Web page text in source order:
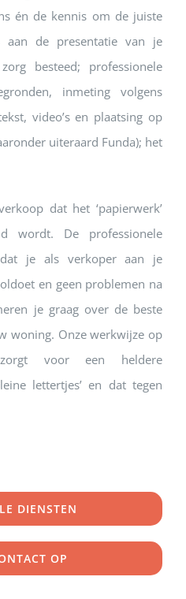
én de kennis om de juiste
aan de presentatie van je
besteed; professionele
inmeting volgens
video’s en plaatsing op
uiteraard Funda); het
dat het ‘papierwerk’
wordt. De professionele
je als verkoper aan je
en geen problemen na
je graag over de beste
woning. Onze werkwijze op
zorgt voor een heldere
lettertjes’ en dat tegen
DIENSTEN
OP